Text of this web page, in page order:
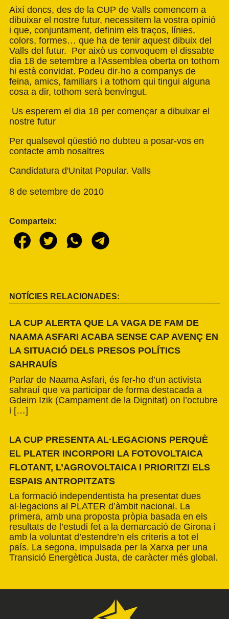
Així doncs, des de la CUP de Valls comencem a
dibuixar el nostre futur, necessitem la vostra opinió
i que, conjuntament, definim els traços, línies,
colors, formes… que ha de tenir aquest dibuix del
Valls del futur. Per això us convoquem el dissabte
dia 18 de setembre a l'Assemblea oberta on tothom
hi està convidat. Podeu dir-ho a companys de
feina, amics, familiars i a tothom qui tingui alguna
cosa a dir, tothom serà benvingut.
Us esperem el dia 18 per començar a dibuixar el
nostre futur
Per qualsevol qüestió no dubteu a posar-vos en
contacte amb nosaltres
Candidatura d'Unitat Popular. Valls
8 de setembre de 2010
Comparteix:
NOTÍCIES RELACIONADES:
LA CUP ALERTA QUE LA VAGA DE FAM DE
NAAMA ASFARI ACABA SENSE CAP AVENÇ EN
LA SITUACIÓ DELS PRESOS POLÍTICS
SAHRAUÍS
Parlar de Naama Asfari, és fer-ho d’un activista
sahrauí que va participar de forma destacada a
Gdeim Izik (Campament de la Dignitat) on l’octubre
i […]
LA CUP PRESENTA AL·LEGACIONS PERQUÈ
EL PLATER INCORPORI LA FOTOVOLTAICA
FLOTANT, L’AGROVOLTAICA I PRIORITZI ELS
ESPAIS ANTROPITZATS
La formació independentista ha presentat dues
al·legacions al PLATER d’àmbit nacional. La
primera, amb una proposta pròpia basada en els
resultats de l’estudi fet a la demarcació de Girona i
amb la voluntat d’estendre’n els criteris a tot el
país. La segona, impulsada per la Xarxa per una
Transició Energètica Justa, de caràcter més global.